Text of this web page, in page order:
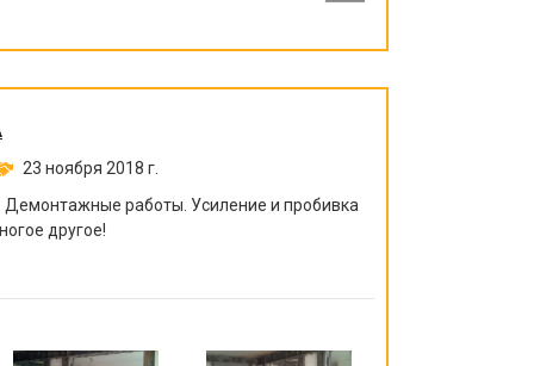
23 ноября 2018 г.
работы. Усиление и пробивка
другое!